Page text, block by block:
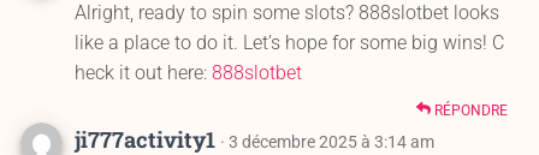
Alright, ready to spin some slots? 888slotbet looks
like a place to do it. Let’s hope for some big wins! C
heck it out here:888slotbet
RÉPONDRE
ji777activity1 · 3 décembre 2025 à 3:14 am